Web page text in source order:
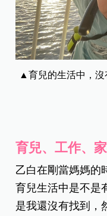
▲育兒的生活中，沒
育兒、工作、
乙白在剛當媽媽的
育兒生活中是不是
是我還沒有找到，